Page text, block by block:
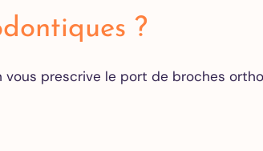
?
vous prescrive le port de broches